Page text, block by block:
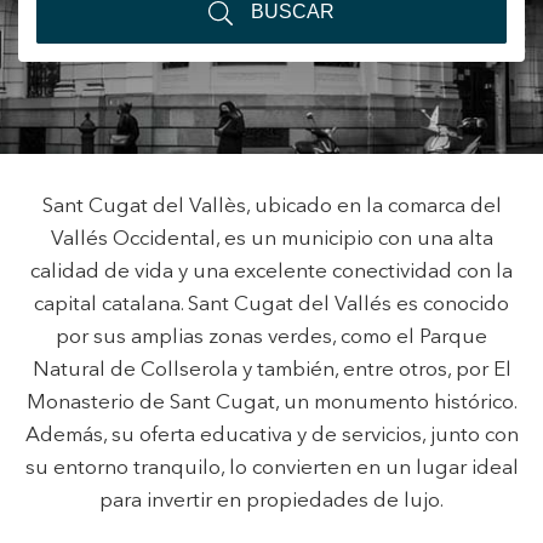
+34 935 178 067
ES CA EN FR
BUSCAR
Sant Cugat del Vallès, ubicado en la comarca del
Vallés Occidental, es un municipio con una alta
calidad de vida y una excelente conectividad con la
capital catalana. Sant Cugat del Vallés es conocido
por sus amplias zonas verdes, como el Parque
Natural de Collserola y también, entre otros, por El
Monasterio de Sant Cugat, un monumento histórico.
Además, su oferta educativa y de servicios, junto con
su entorno tranquilo, lo convierten en un lugar ideal
para invertir en propiedades de lujo.